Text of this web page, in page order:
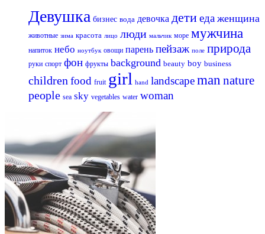
Девушка бизнес вода девочка детиеда женщина
животные зима красота лицо люди мальчик море мужчина
напиток небо ноутбук овощи парень пейзаж поле природа
руки спорт фон фрукты background beauty boy business
childrenfood fruit girl hand landscapeman nature
people sea sky vegetables water woman